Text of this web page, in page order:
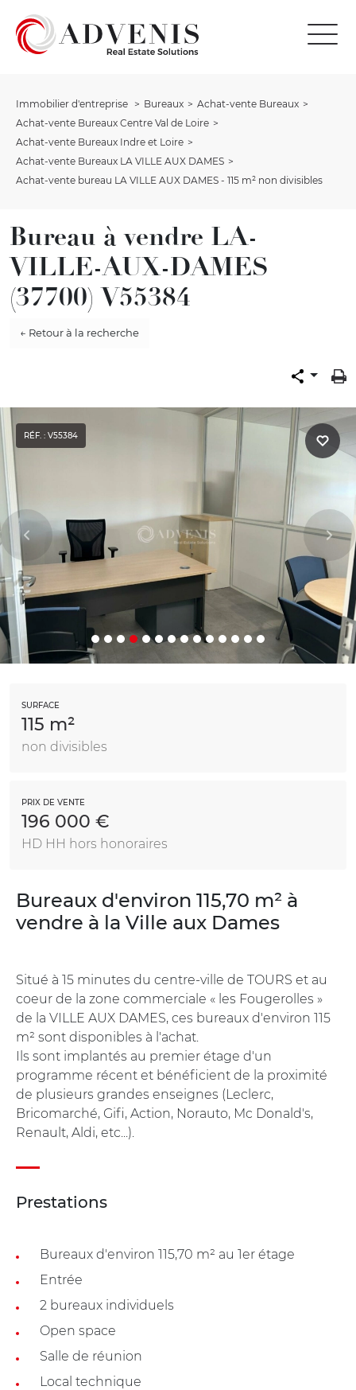
Immobilier d'entreprise Bureaux
Achat-vente Bureaux
Achat-vente Bureaux Centre Val de Loire
Achat-vente Bureaux Indre et Loire
Achat-vente Bureaux LA VILLE AUX DAMES
Achat-vente bureau LA VILLE AUX DAMES - 115 m² non divisibles
Bureau à vendre LA-
VILLE-AUX-DAMES
(37700) V55384
← Retour à la recherche
RÉF. : V55384
SURFACE
115 m²
non divisibles
PRIX DE VENTE
196 000 €
HD HH hors honoraires
Bureaux d'environ 115,70 m² à
vendre à la Ville aux Dames
Situé à 15 minutes du centre-ville de TOURS et au
coeur de la zone commerciale « les Fougerolles »
de la VILLE AUX DAMES, ces bureaux d'environ 115
m² sont disponibles à l'achat.
Ils sont implantés au premier étage d'un
programme récent et bénéficient de la proximité
de plusieurs grandes enseignes (Leclerc,
Bricomarché, Gifi, Action, Norauto, Mc Donald's,
Renault, Aldi, etc...).
Prestations
Bureaux d'environ 115,70 m² au 1er étage
Entrée
2 bureaux individuels
Open space
Salle de réunion
Local technique